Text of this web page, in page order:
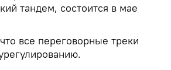
тандем, состоится в мае
все переговорные треки